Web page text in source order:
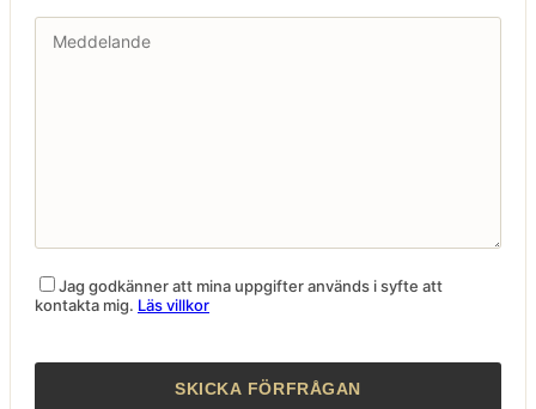
Jag godkänner att mina uppgifter används i syfte att
kontakta mig. Läs villkor